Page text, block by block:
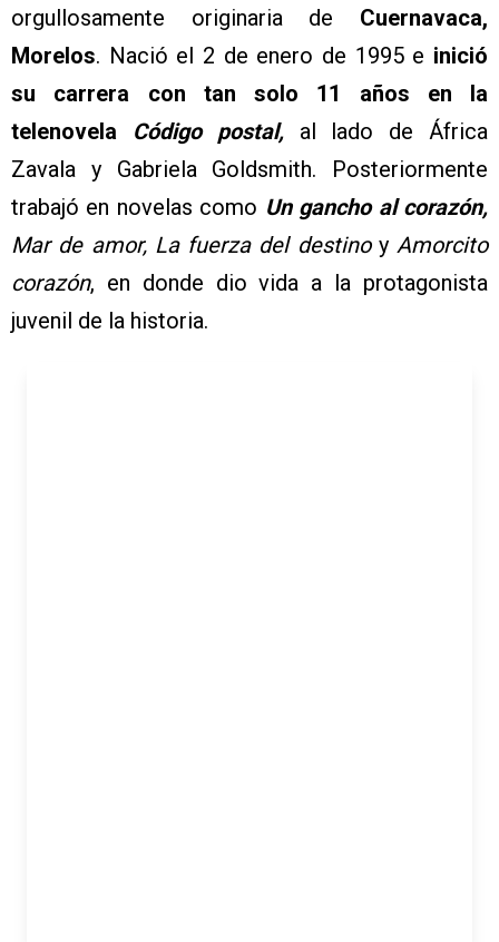
orgullosamente originaria de Cuernavaca,
Morelos. Nació el 2 de enero de 1995 e inició
su carrera con tan solo 11 años en la
telenovela Código postal,al lado de África
Zavala y Gabriela Goldsmith. Posteriormente
trabajó en novelas como Un gancho al corazón,
Mar de amor, La fuerza del destino y Amorcito
corazón, en donde dio vida a la protagonista
juvenil de la historia.